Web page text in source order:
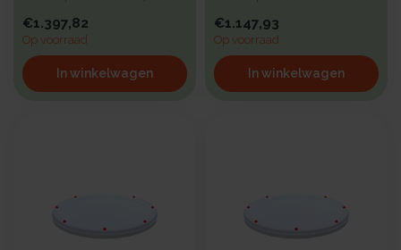
b...
€1.397,82
Op voorraad
In winkelwagen
b...
€1.147,93
Op voorraad
In winkelwagen